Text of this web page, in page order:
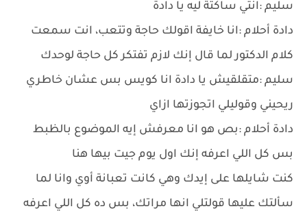
سليم :انتي ساكتة ليه يا دادة
دادة أحلام :انا خايفة اقولك حاجة وتتعب، انت سمعت
كلام الدكتور لما قال إنك لازم تفتكر كل حاجة لوحدك
سليم :متقلقيش يا دادة انا كويس بس عشان خاطري
ريحيني وقوليلي اتجوزتها ازاي
دادة أحلام :بص هو انا معرفش إيه الموضوع بالظبط
بس كل اللي اعرفه إنك اول يوم جيت بيها هنا
كنت شايلها على إيدك وهي كانت تعبانة أوي وانا لما
سألتك عليها قولتلي انها مراتك، بس ده كل اللي اعرفه